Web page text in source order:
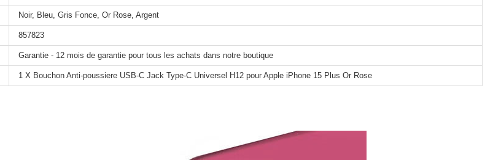
Noir, Bleu, Gris Fonce, Or Rose, Argent
857823
Garantie - 12 mois de garantie pour tous les achats dans notre boutique
1 X Bouchon Anti-poussiere USB-C Jack Type-C Universel H12 pour Apple iPhone 15 Plus Or Rose